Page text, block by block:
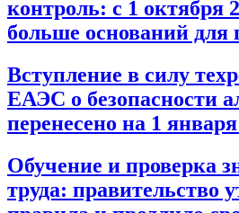
контроль: с 1 октября
больше оснований для
Вступление в силу
ЕАЭС о безопасности
перенесено на 1 января
Обучение и проверка
труда: правительство